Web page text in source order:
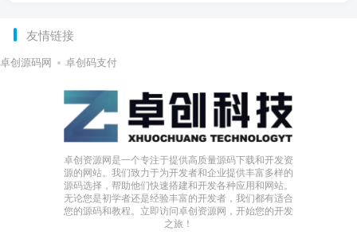
友情链接
卓创源码网 卓创码支付
卓创资源网是一个专注于提供高质量源码下载和开发资
源的网站。我们致力于为开发者和企业提供丰富多样的
源码选择，帮助他们快速搭建和开发各种应用和网站。
无论您是初学者还是经验丰富的开发者，我们都有适合
您的源码和教程。立即访问卓创资源网，开始您的开发
之旅！